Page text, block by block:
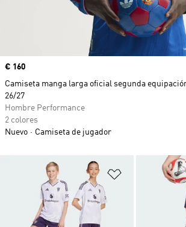
Añadir a la
Precio
€ 160
Camiseta manga larga oficial segunda
26/27
Hombre Performance
2 colores
Nuevo
Camiseta de jugador